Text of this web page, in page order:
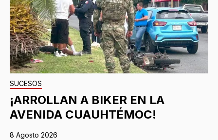
SUCESOS
¡ARROLLAN A BIKER EN LA
AVENIDA CUAUHTÉMOC!
8 Agosto 2026